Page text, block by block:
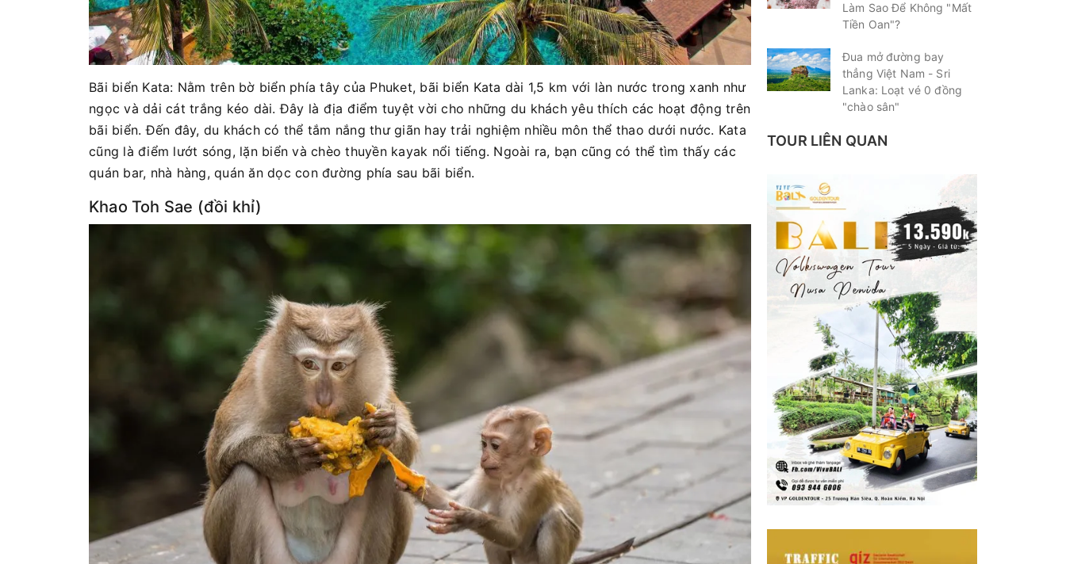
Bãi biển Kata: Nằm trên bờ biển phía tây của Phuket, bãi biển Kata dài 1,5 km với làn nước trong xanh như
ngọc và dải cát trắng kéo dài. Đây là địa điểm tuyệt vời cho những du khách yêu thích các hoạt động trên
bãi biển. Đến đây, du khách có thể tắm nắng thư giãn hay trải nghiệm nhiều môn thể thao dưới nước. Kata
cũng là điểm lướt sóng, lặn biển và chèo thuyền kayak nổi tiếng. Ngoài ra, bạn cũng có thể tìm thấy các
quán bar, nhà hàng, quán ăn dọc con đường phía sau bãi biển.
Khao Toh Sae (đồi khỉ)
Làm Sao Để Không "Mất
Tiền Oan"?
Đua mở đường bay
thẳng Việt Nam - Sri
Lanka: Loạt vé 0 đồng
"chào sân"
TOUR LIÊN QUAN